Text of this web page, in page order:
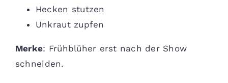
Hecken stutzen
Unkraut zupfen
Merke: Frühblüher erst nach der Show
schneiden.